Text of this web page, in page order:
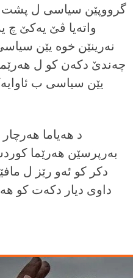
گرووپێن سیاسی ل پشت
واته‌یا ڤێ یه‌کێ چ
نه‌رینێن خوه‌ یێن
چه‌ندێ دکه‌ن کو ل
یێن سیاسی ب
د هه‌یاما
به‌رپرسێن هه‌رێما
دکر کو ئەو رێز ل
داوی دیار دکه‌ت کو